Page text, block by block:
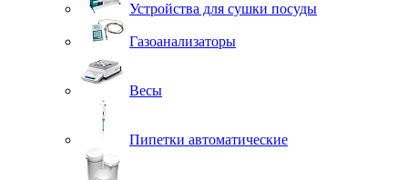
Устройства для сушки посуды
Газоанализаторы
Весы
Пипетки автоматические